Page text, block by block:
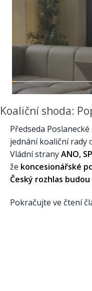
Koaliční shoda:
Předseda
jednání koaliční rady
Vládní stranyANO,
že koncesionářské
Český rozhlas
Pokračujte ve čtení